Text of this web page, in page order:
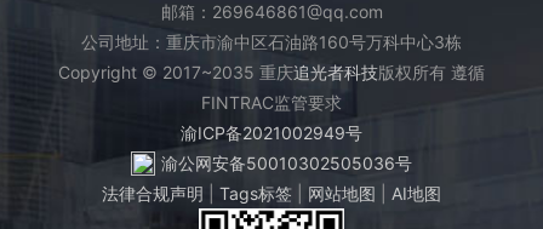
邮箱：269646861@qq.com
公司地址：重庆市渝中区石油路160号万科中心3栋
Copyright © 2017~2035 重庆追光者科技版权所有 遵循
FINTRAC监管要求
渝ICP备2021002949号
渝公网安备50010302505036号
法律合规声明
Tags标签 网站地图 AI地图